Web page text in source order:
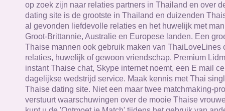
op zoek zijn naar relaties partners in Thailand en over
dating site is de grootste in Thailand en duizenden
al gevonden liefdevolle relaties en het huwelijk met
Groot-Brittannie, Australie en Europese landen. Een
Thaise mannen ook gebruik maken van ThaiLoveLines
relaties, huwelijk of gewoon vriendschap. Premium
instant Thaise chat, Skype internet noemt, een E mail
dagelijkse wedstrijd service. Maak kennis met Thai
Thaise dating site. Niet een maar twee matchmaking-
verstuurt waarschuwingen over de mooie Thaise